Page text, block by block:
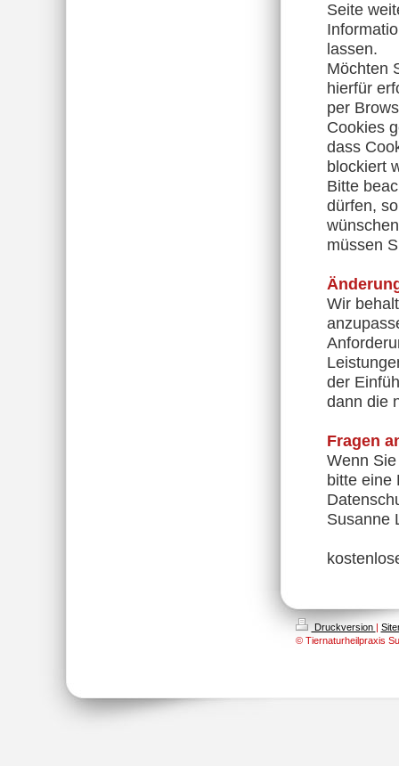
Seite
lassen.
Möchten
hierfür
per
Cookies
dass
blockiert
Bitte
dürfen,
müssen
Wir
der
dann die
Fragen
Wenn
bitte eine
Susanne
Druckversion |
© Tiernaturheilpraxis